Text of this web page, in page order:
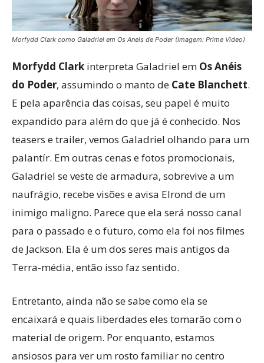
Morfydd Clark como Galadriel em Os Aneis de Poder (Imagem: Prime Video)
Morfydd Clark interpreta Galadriel em Os Anéis
do Poder, assumindo o manto de Cate Blanchett.
E pela aparência das coisas, seu papel é muito
expandido para além do que já é conhecido. Nos
teasers e trailer, vemos Galadriel olhando para um
palantír. Em outras cenas e fotos promocionais,
Galadriel se veste de armadura, sobrevive a um
naufrágio, recebe visões e avisa Elrond de um
inimigo maligno. Parece que ela será nosso canal
para o passado e o futuro, como ela foi nos filmes
de Jackson. Ela é um dos seres mais antigos da
Terra-média, então isso faz sentido.
Entretanto, ainda não se sabe como ela se
encaixará e quais liberdades eles tomarão com o
material de origem. Por enquanto, estamos
ansiosos para ver um rosto familiar no centro